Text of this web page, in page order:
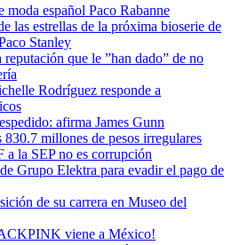
moda español Paco Rabanne
las estrellas de la próxima bioserie de
Stanley
que le ”han dado” de no
Rodríguez responde a
afirma James Gunn
millones de pesos irregulares
a la SEP no es corrupción
Grupo Elektra para evadir el pago de
de su carrera en Museo del
viene a México!